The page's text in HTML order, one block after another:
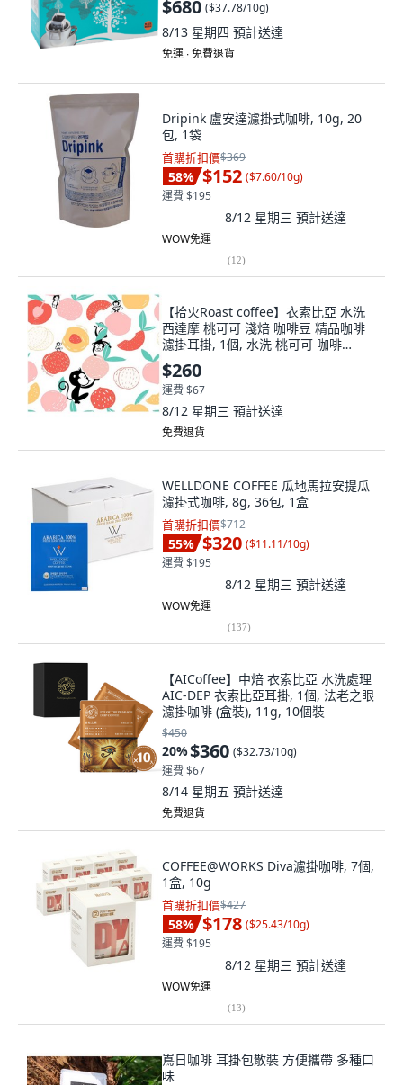
$680 ($37.78/10g)
8/13 星期四 預計送達
免運 ∙ 免費退貨
Dripink 盧安達濾掛式咖啡, 10g, 20
包, 1袋
首購折扣價$369
58% $152 ($7.60/10g)
運費 $195
8/12 星期三 預計送達
WOW免運
(12)
【拾火Roast coffee】衣索比亞 水洗
西達摩 桃可可 淺焙 咖啡豆 精品咖啡
濾掛耳掛, 1個, 水洗 桃可可 咖啡
豆,1/4磅 （120g)
$260
運費 $67
8/12 星期三 預計送達
免費退貨
WELLDONE COFFEE 瓜地馬拉安提瓜
濾掛式咖啡, 8g, 36包, 1盒
首購折扣價$712
55% $320 ($11.11/10g)
運費 $195
8/12 星期三 預計送達
WOW免運
(137)
【AICoffee】中焙 衣索比亞 水洗處理
AIC-DEP 衣索比亞耳掛, 1個, 法老之眼
濾掛咖啡 (盒裝), 11g, 10個裝
$450
20%$360 ($32.73/10g)
運費 $67
8/14 星期五 預計送達
免費退貨
COFFEE@WORKS Diva濾掛咖啡, 7個,
1盒, 10g
首購折扣價$427
58% $178 ($25.43/10g)
運費 $195
8/12 星期三 預計送達
WOW免運
(13)
嶌日咖啡 耳掛包散裝 方便攜帶 多種口
味